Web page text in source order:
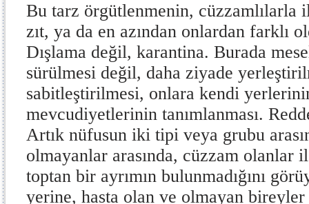
Bu tarz örgütlenmenin, cüzzamlılarla
zıt, ya da en azından onlardan farklı
Dışlama değil, karantina. Burada
sürülmesi değil, daha ziyade
sabitleştirilmesi, onlara kendi
mevcudiyetlerinin tanımlanması.
Artık nüfusun iki tipi veya grubu
olmayanlar arasında, cüzzam olanlar
toptan bir ayrımın bulunmadığını
yerine, hasta olan ve olmayan bireyler